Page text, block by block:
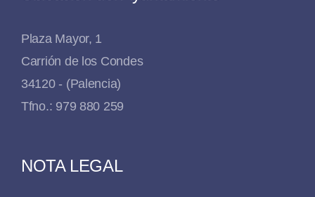
Plaza Mayor, 1
Carrión de los Condes
34120 - (Palencia)
Tfno.: 979 880 259
NOTA LEGAL